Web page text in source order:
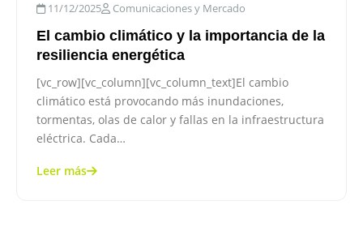
11/12/2025 Comunicaciones y Mercado
El cambio climático y la importancia de la
resiliencia energética
[vc_row][vc_column][vc_column_text]El cambio
climático está provocando más inundaciones,
tormentas, olas de calor y fallas en la infraestructura
eléctrica. Cada…
Leer más